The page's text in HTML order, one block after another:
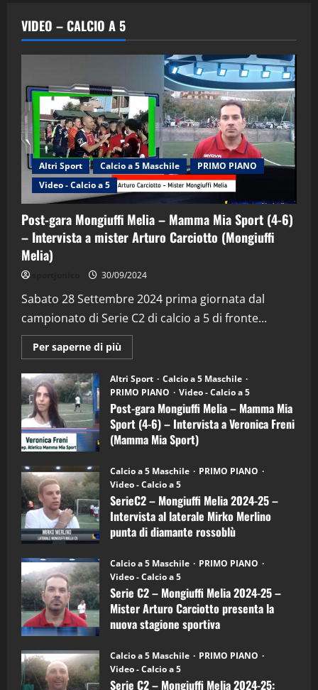
VIDEO – CALCIO A 5
Altri Sport Calcio a 5 Maschile
PRIMO PIANO
Video - Calcio a 5
Post-gara Mongiuffi Melia – Mamma Mia Sport (4-6)
– Intervista a mister Arturo Carciotto (Mongiuffi
Melia)
30/09/2024
Sabato 28 Settembre 2024 prima giornata dal
campionato di Serie C2 di calcio a 5 di fronte...
Per saperne di più
informazioni
Post-
gara
Mongiuffi
Melia
–
Mamma
Mia
Sport
6)
–
Intervista
a
mister
Arturo
Carciotto
(Mongiuffi
Altri Sport
Calcio a 5 Maschile
PRIMO PIANO
Video - Calcio a 5
Post-gara Mongiuffi Melia – Mamma Mia
Sport (4-6) – Intervista a Veronica Freni
(Mamma Mia Sport)
Calcio a 5 Maschile
PRIMO PIANO
Video - Calcio a 5
SerieC2 – Mongiuffi Melia 2024-25 –
Intervista al laterale Mirko Merlino
punta di diamante rossoblù
Calcio a 5 Maschile
PRIMO PIANO
Video - Calcio a 5
Serie C2 – Mongiuffi Melia 2024-25 –
Mister Arturo Carciotto presenta la
nuova stagione sportiva
Calcio a 5 Maschile
PRIMO PIANO
Video - Calcio a 5
Serie C2 – Mongiuffi Melia 2024-25:
2
“SportEmpire” in Podcast: 29^ Puntata
(Martedi 28 Aprile 2026)
28/04/2026
3
"SportEmpire" in Podcast
“SportEmpire” in Podcast: 28^ Puntata
(Martedi 21 Aprile 2026)
21/04/2026
4
“SportEmpire” in Podcast: 27^ Puntata
(Martedi 14 Aprile 2026)
15/04/2026
5
“SportEmpire” in Podcast: 26^ Puntata
(Martedi 07 Aprile 2026)
08/04/2026
“SportEmpire” in Podcast: 30^ Puntata
(Martedi 05 Maggio 2026)
08/05/2026